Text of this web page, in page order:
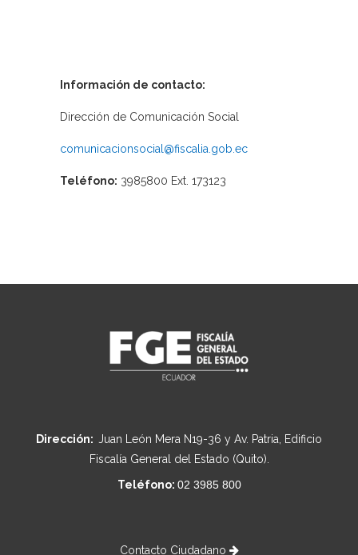
Información de contacto:
Dirección de Comunicación Social
comunicacionsocial@fiscalia.gob.ec
Teléfono: 3985800 Ext. 173123
Dirección: Juan León Mera N19-36 y Av. Patria, Edificio
Fiscalía General del Estado (Quito).
Teléfono: 02 3985 800
Contacto Ciudadano